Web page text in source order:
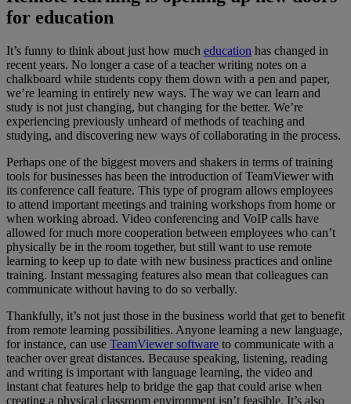
for education
It’s funny to think about just how much education has changed in
recent years. No longer a case of a teacher writing notes on a
chalkboard while students copy them down with a pen and paper,
we’re learning in entirely new ways. The way we can learn and
study is not just changing, but changing for the better. We’re
experiencing previously unheard of methods of teaching and
studying, and discovering new ways of collaborating in the process.
Perhaps one of the biggest movers and shakers in terms of training
tools for businesses has been the introduction of TeamViewer with
its conference call feature. This type of program allows employees
to attend important meetings and training workshops from home or
when working abroad. Video conferencing and VoIP calls have
allowed for much more cooperation between employees who can’t
physically be in the room together, but still want to use remote
learning to keep up to date with new business practices and online
training. Instant messaging features also mean that colleagues can
communicate without having to do so verbally.
Thankfully, it’s not just those in the business world that get to benefit
from remote learning possibilities. Anyone learning a new language,
for instance, can use TeamViewer software to communicate with a
teacher over great distances. Because speaking, listening, reading
and writing is important with language learning, the video and
instant chat features help to bridge the gap that could arise when
creating a physical classroom environment isn’t feasible. It’s also